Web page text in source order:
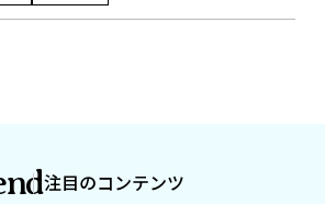
注目のコンテンツ